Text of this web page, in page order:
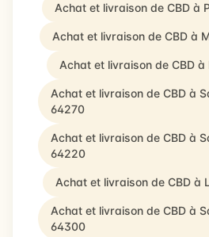
Achat et livraison de CBD à
Achat et livraison de CBD à
Achat et livraison de CBD
Achat et livraison de CBD à
64270
Achat et livraison de CBD à
64220
Achat et livraison de CBD à
Achat et livraison de CBD à
64300